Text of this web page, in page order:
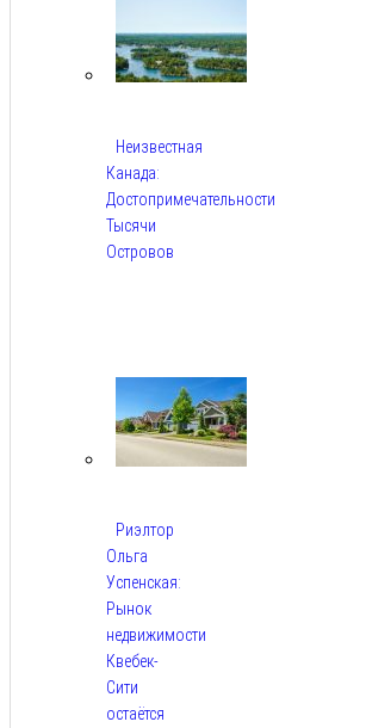
Неизвестная
Канада:
Достопримечательности
Тысячи
Островов
Риэлтор
Ольга
Успенская:
Рынок
недвижимости
Квебек-
Сити
остаётся